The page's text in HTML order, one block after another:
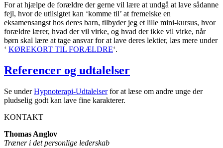
For at hjælpe de forældre der gerne vil lære at undgå at lave sådanne
fejl, hvor de utilsigtet kan ‘komme til’ at fremelske en
eksamensangst hos deres barn, tilbyder jeg et lille mini-kursus, hvor
forældre lærer, hvad der vil virke, og hvad der ikke vil virke, når
børn skal lære at tage ansvar for at lave deres lektier, læs mere under
‘ KØREKORT TIL FORÆLDRE‘.
Referencer og udtalelser
Se underHypnoterapi-Udtalelserfor at læse om andre unge der
pludselig godt kan lave fine karakterer.
KONTAKT
Thomas Anglov
Træner i det personlige lederskab